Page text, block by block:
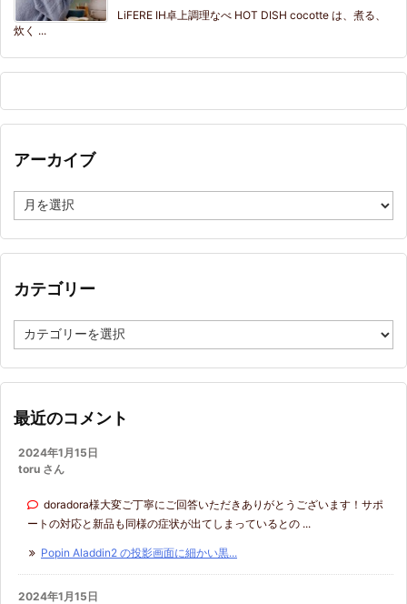
LiFERE IH卓上調理なべ HOT DISH cocotte は、煮る、
炊く ...
アーカイブ
ー
イ
カテゴリー
テ
リ
最近のコメント
2024年1月15日
toru さん
doradora様大変ご丁寧にご回答いただきありがとうございます！サポ
ートの対応と新品も同様の症状が出てしまっているとの ...
Popin Aladdin2 の投影画面に細かい黒...
2024年1月15日